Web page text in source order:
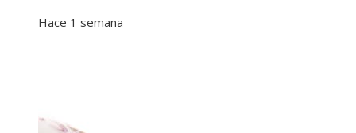
Hace 1 semana